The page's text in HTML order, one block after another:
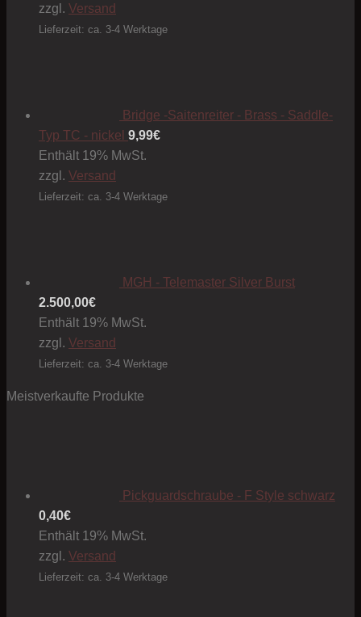
zzgl. Versand
Lieferzeit: ca. 3-4 Werktage
Bridge -Saitenreiter - Brass - Saddle-
Typ TC - nickel 9,99€
Enthält 19% MwSt.
zzgl. Versand
Lieferzeit: ca. 3-4 Werktage
MGH - Telemaster Silver Burst
2.500,00€
Enthält 19% MwSt.
zzgl. Versand
Lieferzeit: ca. 3-4 Werktage
Meistverkaufte Produkte
Pickguardschraube - F Style schwarz
0,40€
Enthält 19% MwSt.
zzgl. Versand
Lieferzeit: ca. 3-4 Werktage